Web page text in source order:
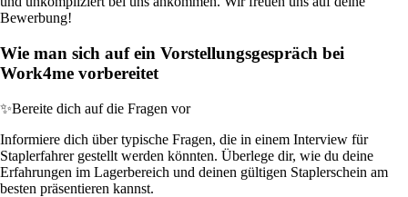
Bewerbung!
Wie man sich auf ein Vorstellungsgespräch bei
Work4me vorbereitet
✨Bereite dich auf die Fragen vor
Informiere dich über typische Fragen, die in einem Interview für
Staplerfahrer gestellt werden könnten. Überlege dir, wie du deine
Erfahrungen im Lagerbereich und deinen gültigen Staplerschein am
besten präsentieren kannst.